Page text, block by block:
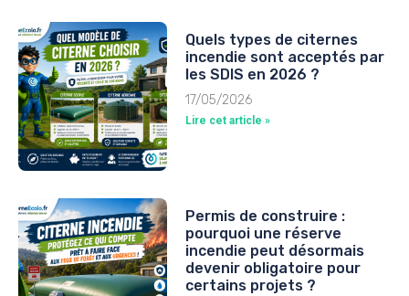
Quels types de citernes
incendie sont acceptés par
les SDIS en 2026 ?
17/05/2026
Lire cet article »
Permis de construire :
pourquoi une réserve
incendie peut désormais
devenir obligatoire pour
certains projets ?